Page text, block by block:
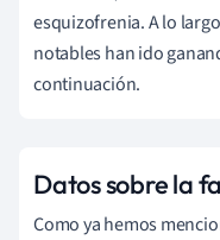
esquizofrenia. A lo
notables han ido
continuación.
Datos sobre la
Como ya hemos